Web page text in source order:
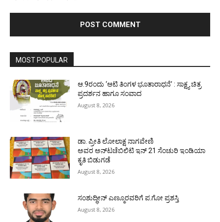
MOST POPULAR
ಆ.9ರಂದು ‘ಆಟಿ ತಿಂಗಳ ಭೂತಾರಾಧನೆ’ : ಸಾಕ್ಷ್ಯ ಚಿತ್ರ
ಪ್ರದರ್ಶನ ಹಾಗೂ ಸಂವಾದ
August 8, 2026
ಡಾ. ಪ್ರೀತಿ ಲೋಲಾಕ್ಷ ನಾಗವೇಣಿ
ಅವರ ಅನ್‌ಟಚೆಬಿಲಿಟಿ ಇನ್ 21 ಸೆಂಚುರಿ ಇಂಡಿಯಾ
ಕೃತಿ ಬಿಡುಗಡೆ
August 8, 2026
ಸಂಶುದ್ಧೀನ್ ಎಣ್ಮೂರವರಿಗೆ ಪ.ಗೋ ಪ್ರಶಸ್ತಿ
August 8, 2026